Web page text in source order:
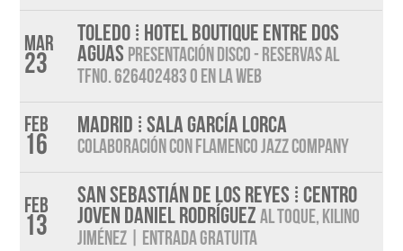
Mar
23
TOLEDO ⁞ HOTEL BOUTIQUE ENTRE DOS
AGUAS PRESENTACIÓN DISCO - RESERVAS AL
TFNO. 626402483 O EN LA WEB
Feb
16
MADRID ⁞ SALA GARCÍA LORCA
COLABORACIÓN CON FLAMENCO JAZZ COMPANY
Feb
13
SAN SEBASTIÁN DE LOS REYES ⁞ CENTRO
JOVEN DANIEL RODRÍGUEZ AL TOQUE, KILINO
JIMÉNEZ | ENTRADA GRATUITA